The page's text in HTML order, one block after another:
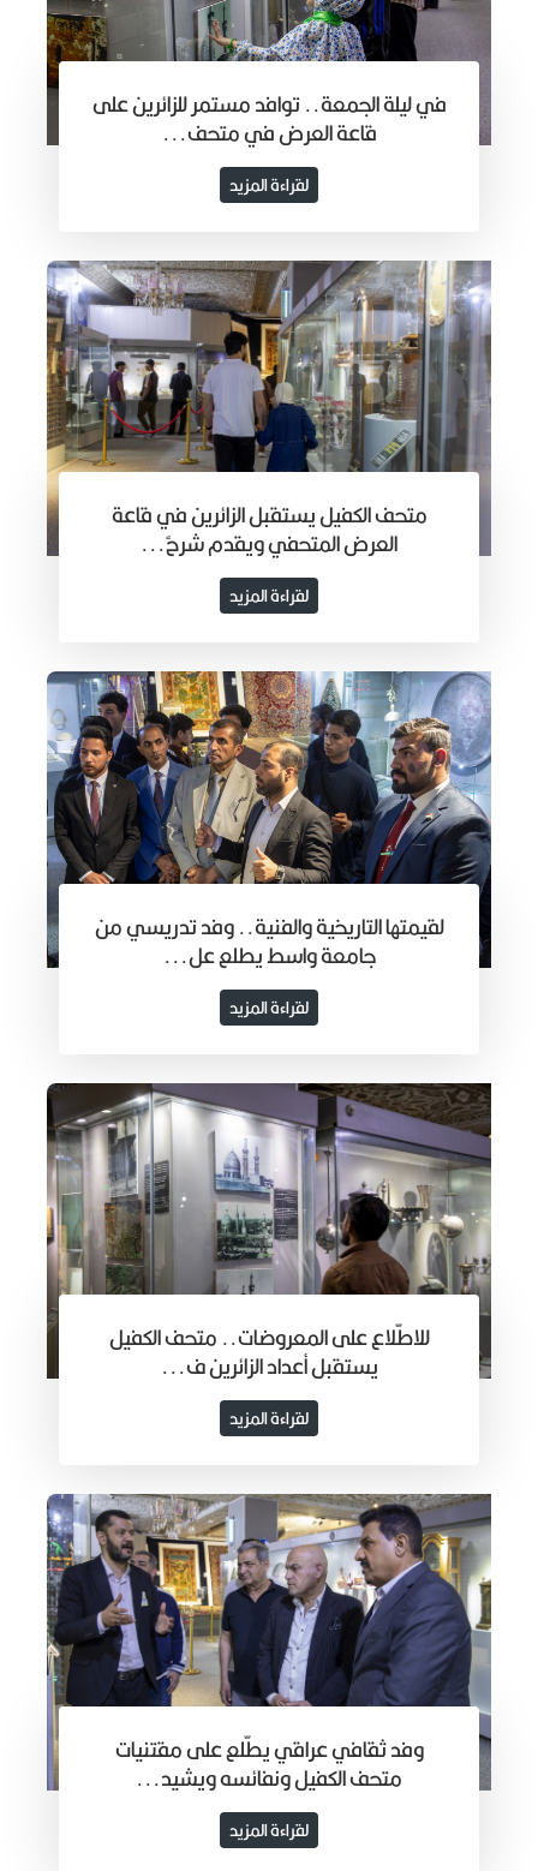
في ليلة الجمعة.. توافد مستمر للزائرين على
قاعة العرض في متحف...
لقراءة المزيد
متحف الكفيل يستقبل الزائرين في قاعة
العرض المتحفي ويقدم شرحً...
لقراءة المزيد
لقيمتها التاريخية والفنية.. وفد تدريسي من
جامعة واسط يطلع عل...
لقراءة المزيد
للاطّلاع على المعروضات.. متحف الكفيل
يستقبل أعداد الزائرين ف...
لقراءة المزيد
وفد ثقافي عراقي يطّلع على مقتنيات
متحف الكفيل ونفائسه ويشيد...
لقراءة المزيد